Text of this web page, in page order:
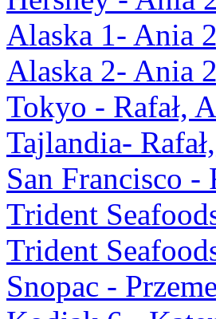
Alaska 1- Ania
Alaska 2- Ania
Tokyo - Rafał,
Tajlandia-
San Francisco -
Trident
Trident
Snopac -